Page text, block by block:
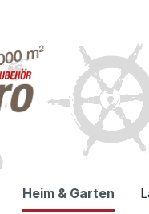
Heim & Garten